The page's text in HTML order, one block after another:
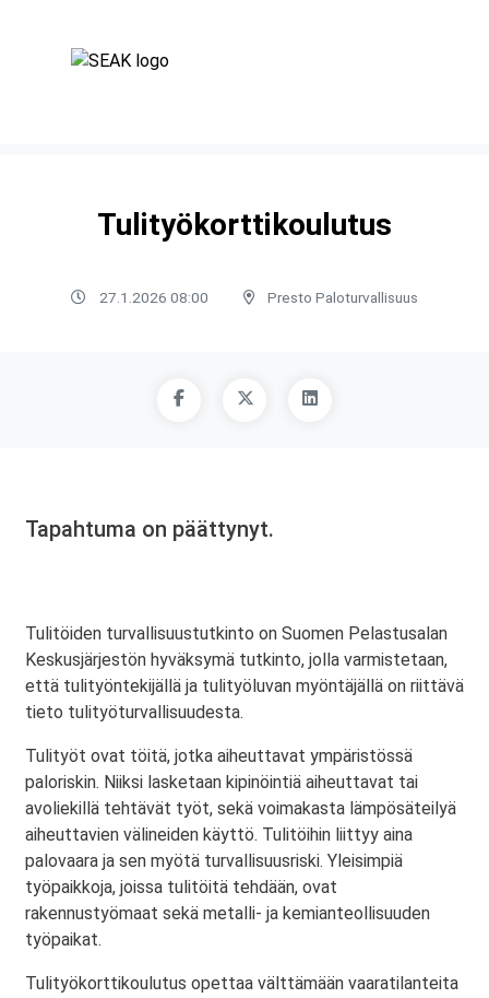
Tulityökorttikoulutus
27.1.2026 08:00 Presto Paloturvallisuus
Tapahtuma on päättynyt.
Tulitöiden turvallisuustutkinto on Suomen Pelastusalan
Keskusjärjestön hyväksymä tutkinto, jolla varmistetaan,
että tulityöntekijällä ja tulityöluvan myöntäjällä on riittävä
tieto tulityöturvallisuudesta.
Tulityöt ovat töitä, jotka aiheuttavat ympäristössä
paloriskin. Niiksi lasketaan kipinöintiä aiheuttavat tai
avoliekillä tehtävät työt, sekä voimakasta lämpösäteilyä
aiheuttavien välineiden käyttö. Tulitöihin liittyy aina
palovaara ja sen myötä turvallisuusriski. Yleisimpiä
työpaikkoja, joissa tulitöitä tehdään, ovat
rakennustyömaat sekä metalli- ja kemianteollisuuden
työpaikat.
Tulityökorttikoulutus opettaa välttämään vaaratilanteita